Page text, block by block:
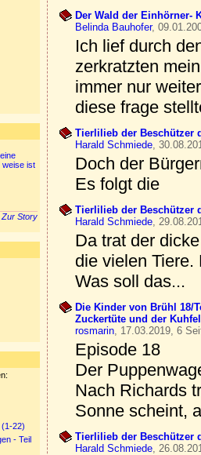
weise ist
Zur Story
22)
- Teil
Der Wald der Einhörner-
Belinda Bauhofer,
Ich lief durch
zerkratzten
immer nur
diese frage
Tierlilieb der Beschützer
Harald Schmiede,
Doch der
Es folgt die
Tierlilieb der Beschützer
Harald Schmiede,
Da trat der
die vielen Tiere.
Was soll das...
Die Kinder von Brühl 18/
Zuckertüte und der
rosmarin, 17.03.2019, 6
Episode 18
Der
Nach Richards
Sonne scheint,
Tierlilieb der Beschützer
Harald Schmiede,